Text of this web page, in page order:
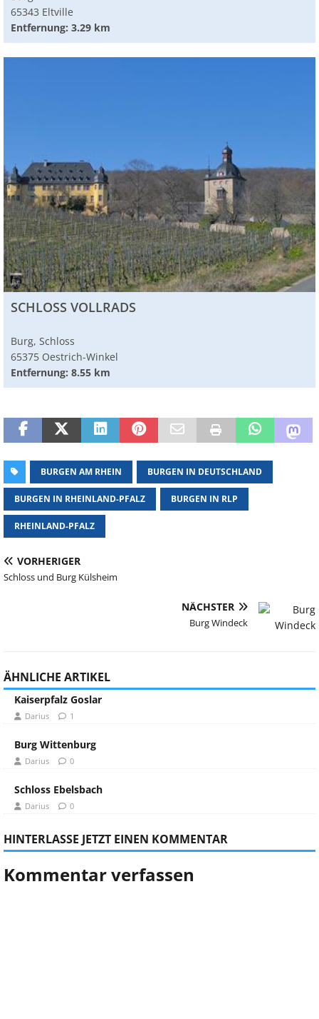
65343 Eltville
Entfernung: 3.29 km
SCHLOSS VOLLRADS
Burg, Schloss
65375 Oestrich-Winkel
Entfernung: 8.55 km
BURGEN AM RHEIN BURGEN IN DEUTSCHLAND
BURGEN IN RHEINLAND-PFALZ BURGEN IN RLP
RHEINLAND-PFALZ
VORHERIGER
Schloss und Burg Külsheim
NÄCHSTER
Burg Windeck
ÄHNLICHE ARTIKEL
Kaiserpfalz Goslar
Darius 1
Burg Wittenburg
Darius 0
Schloss Ebelsbach
Darius 0
HINTERLASSE JETZT EINEN KOMMENTAR
Kommentar verfassen